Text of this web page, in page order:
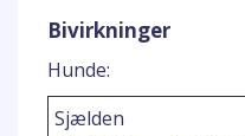
Bivirkninger
Hunde:
Sjælden